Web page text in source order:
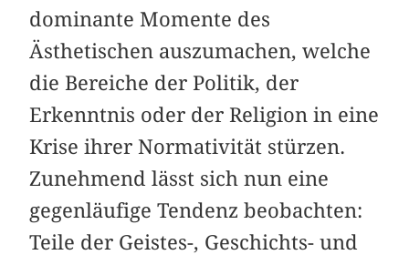
dominante Momente des
Ästhetischen auszumachen, welche
die Bereiche der Politik, der
Erkenntnis oder der Religion in eine
Krise ihrer Norma­tivität stürzen.
Zunehmend lässt sich nun eine
gegenläufige Tendenz beobachten:
Teile der Geistes-, Geschichts- und